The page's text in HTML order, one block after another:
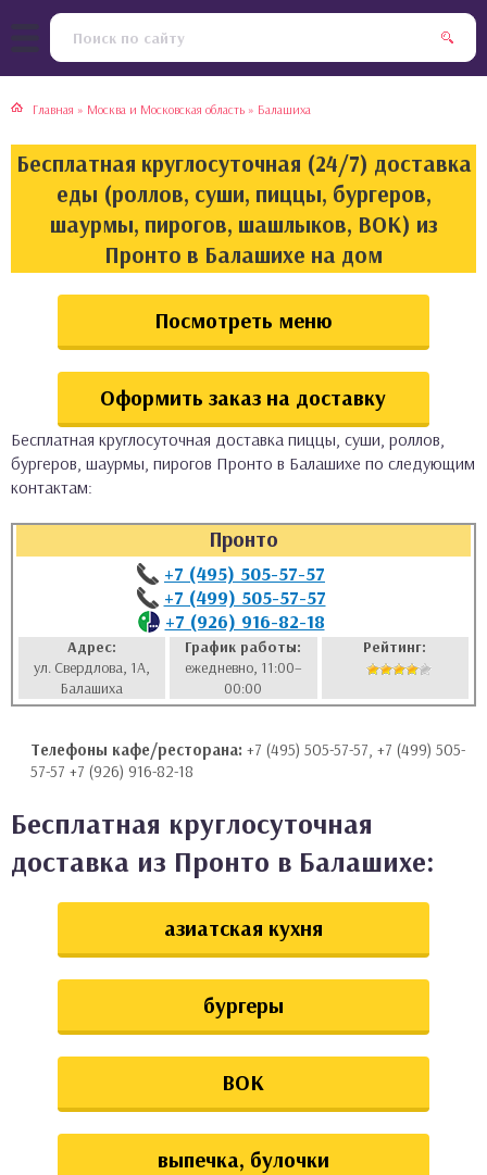
Главная » Москва и Московская область » Балашиха
Бесплатная круглосуточная (24/7) доставка
еды (роллов, суши, пиццы, бургеров,
шаурмы, пирогов, шашлыков, ВОК) из
Пронто в Балашихе на дом
Посмотреть меню
Оформить заказ на доставку
Бесплатная круглосуточная доставка пиццы, суши, роллов,
бургеров, шаурмы, пирогов Пронто в Балашихе по следующим
контактам:
Пронто
+7 (495) 505-57-57
+7 (499) 505-57-57
+7 (926) 916-82-18
Адрес:
ул. Свердлова, 1А,
Балашиха
График работы:
ежедневно, 11:00–
00:00
Рейтинг:
Телефоны кафе/ресторана: +7 (495) 505-57-57, +7 (499) 505-
57-57 +7 (926) 916-82-18
Бесплатная круглосуточная
доставка из Пронто в Балашихе:
азиатская кухня
бургеры
ВОК
выпечка, булочки
кухня
кухня
кухня
кухня
булочки